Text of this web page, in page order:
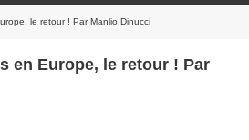
le retour ! Par Manlio Dinucci
en Europe, le retour ! Par